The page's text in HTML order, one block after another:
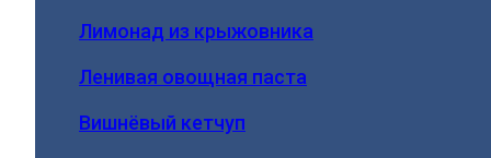
Лимонад из крыжовника
Ленивая овощная паста
Вишнёвый кетчуп